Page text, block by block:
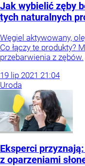
Jak wybielić zęby
tych naturalnych
Węgiel aktywowany,
Co łączy te produkty?
przebarwienia z zębów.
19 lip 2021 21:04
Uroda
Eksperci
z oparzeniami